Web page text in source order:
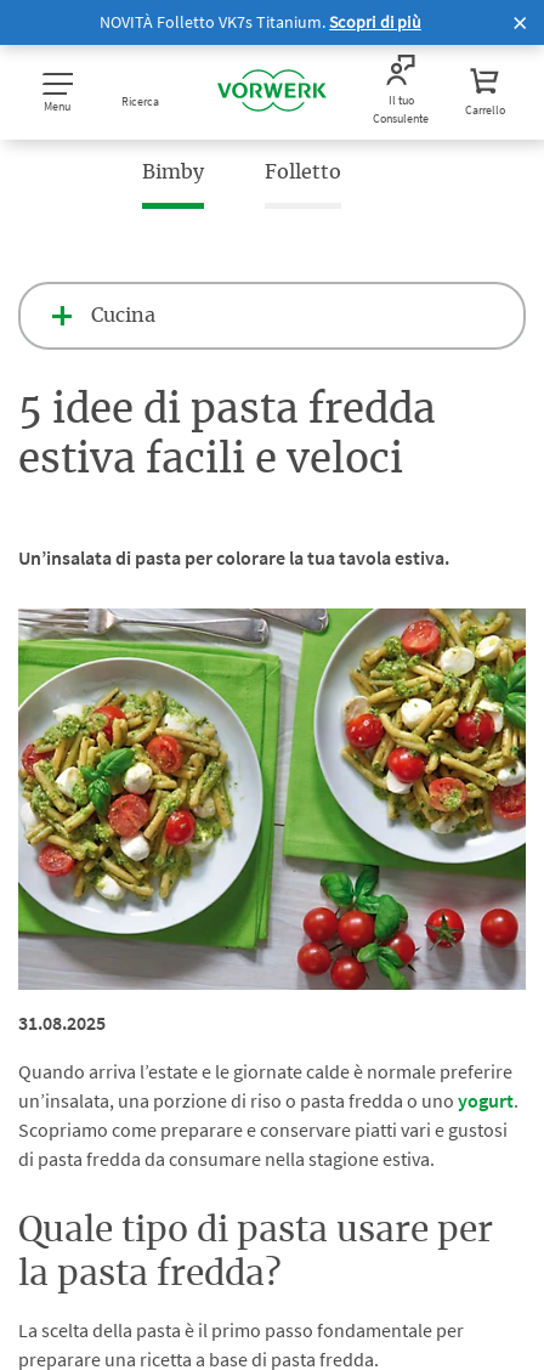
NOVITÀ Folletto VK7s Titanium.Scopri di più
Menu Ricerca
Il tuo
Consulente
Carrello
Bimby Folletto
Cucina
5 idee di pasta fredda
estiva facili e veloci
Un’insalata di pasta per colorare la tua tavola estiva.
31.08.2025
Quando arriva l’estate e le giornate calde è normale preferire
un’insalata, una porzione di riso o pasta fredda o uno yogurt.
Scopriamo come preparare e conservare piatti vari e gustosi
di pasta fredda da consumare nella stagione estiva.
Quale tipo di pasta usare per
la pasta fredda?
La scelta della pasta è il primo passo fondamentale per
preparare una ricetta a base di pasta fredda.